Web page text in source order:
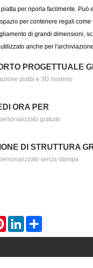
per riporla facilmente. Può
per contenere regali
di grandi dimensioni,
anche per
PROGETTUALE
piatta e 3D modello
ORA PER
gratuito
DI STRUTTURA
senza stampa
PinterestLinkedIn